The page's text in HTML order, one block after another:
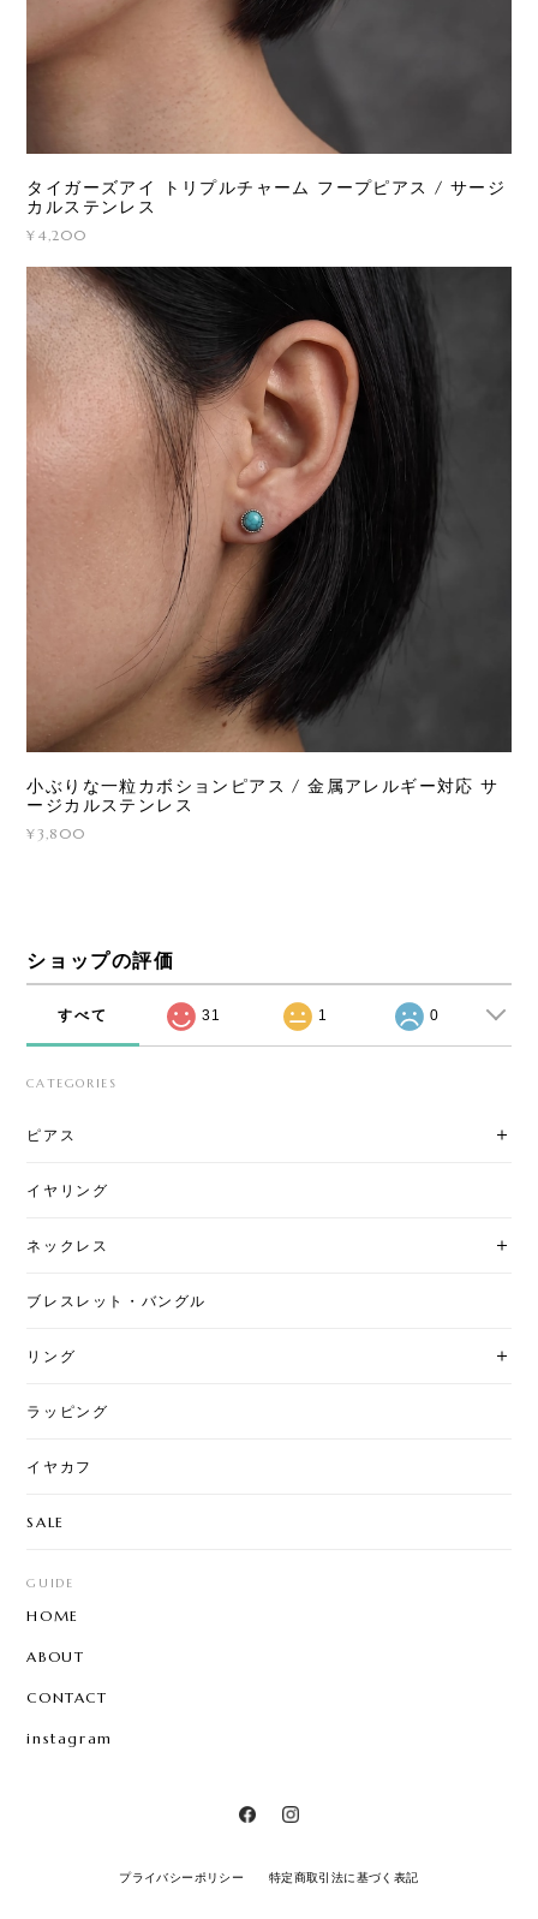
タイガーズアイ トリプルチャーム フープピアス / サージ
カルステンレス
¥4,200
小ぶりな一粒カボションピアス / 金属アレルギー対応 サ
ージカルステンレス
¥3,800
ショップの評価
すべて 31 1 0
CATEGORIES
ピアス
イヤリング
ネックレス
ブレスレット・バングル
リング
ラッピング
イヤカフ
SALE
GUIDE
HOME
ABOUT
CONTACT
instagram
プライバシーポリシー 特定商取引法に基づく表記